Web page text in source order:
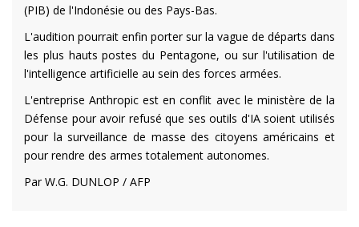
(PIB) de l'Indonésie ou des Pays-Bas.
L'audition pourrait enfin porter sur la vague de départs dans
les plus hauts postes du Pentagone, ou sur l'utilisation de
l'intelligence artificielle au sein des forces armées.
L'entreprise Anthropic est en conflit avec le ministère de la
Défense pour avoir refusé que ses outils d'IA soient utilisés
pour la surveillance de masse des citoyens américains et
pour rendre des armes totalement autonomes.
Par W.G. DUNLOP / AFP